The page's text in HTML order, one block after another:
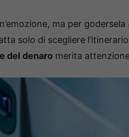
ma per godersela
solo di scegliere
del denaro merita